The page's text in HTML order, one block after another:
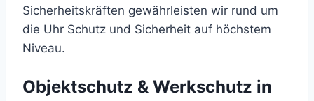
Sicherheitskräften gewährleisten wir rund um
die Uhr Schutz und Sicherheit auf höchstem
Niveau.
Objektschutz & Werkschutz in